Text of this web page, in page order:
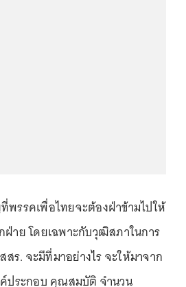
รรคเพื่อไทยจะต้องฝ่าข้ามไปให้
าย โดยเฉพาะกับวุฒิสภาในการ
ร. จะมีที่มาอย่างไร จะให้มาจาก
ประกอบ คุณสมบัติ จำนวน